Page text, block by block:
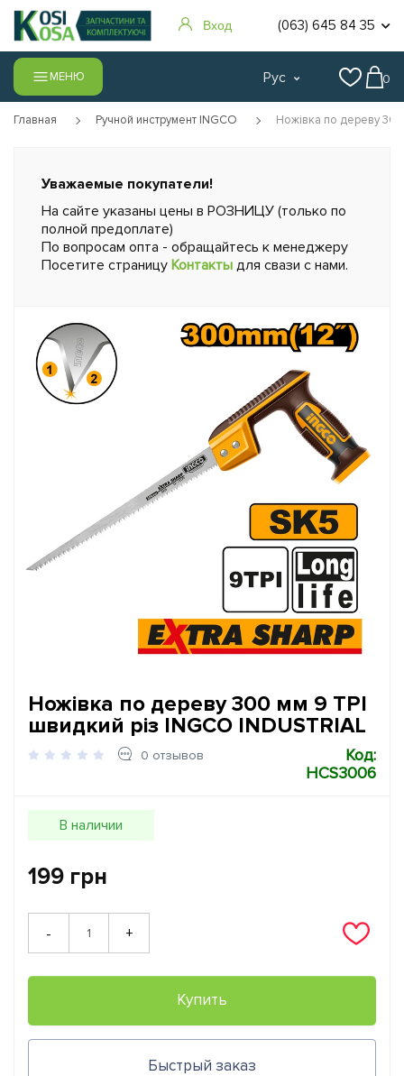
Вход (063) 645 84 35
МЕНЮ Рус 0
Главная Ручной инструмент INGCO Ножівка по дереву
Уважаемые покупатели!
На сайте указаны цены в РОЗНИЦУ (только по
полной предоплате)
По вопросам опта - обращайтесь к менеджеру
Посетите страницу Контакты для свази с нами.
Ножівка по дереву 300 мм 9 TPI
швидкий різ INGCO INDUSTRIAL
0 отзывов
Код:
HCS3006
В наличии
199 грн
- +
Купить
Быстрый заказ